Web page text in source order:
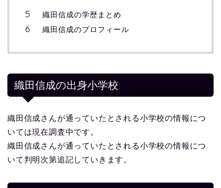
織田信成の学歴まとめ
織田信成のプロフィール
織田信成の出身小学校
織田信成さんが通っていたとされる小学校の情報につ
いては現在調査中です。
織田信成さんが通っていたとされる小学校の情報につ
いて判明次第追記していきます。